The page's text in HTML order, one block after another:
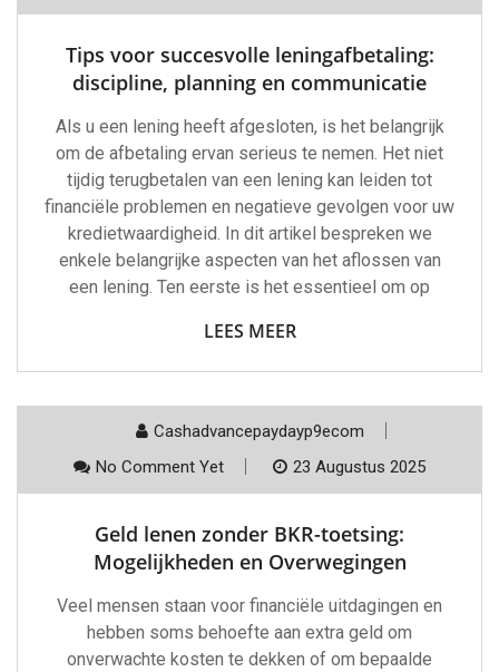
Tips voor succesvolle leningafbetaling:
discipline, planning en communicatie
Als u een lening heeft afgesloten, is het belangrijk
om de afbetaling ervan serieus te nemen. Het niet
tijdig terugbetalen van een lening kan leiden tot
financiële problemen en negatieve gevolgen voor uw
kredietwaardigheid. In dit artikel bespreken we
enkele belangrijke aspecten van het aflossen van
een lening. Ten eerste is het essentieel om op
LEES MEER
Cashadvancepaydayp9ecom
No Comment Yet
23 Augustus 2025
Geld lenen zonder BKR-toetsing:
Mogelijkheden en Overwegingen
Veel mensen staan voor financiële uitdagingen en
hebben soms behoefte aan extra geld om
onverwachte kosten te dekken of om bepaalde